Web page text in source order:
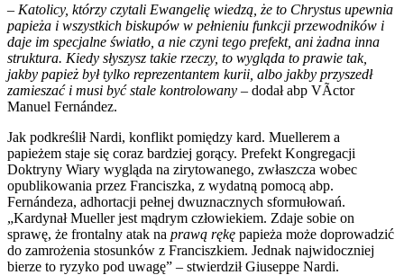
– Katolicy, którzy czytali Ewangelię wiedzą, że to Chrystus upewnia
papieża i wszystkich biskupów w pełnieniu funkcji przewodników i
daje im specjalne światło, a nie czyni tego prefekt, ani żadna inna
struktura. Kiedy słyszysz takie rzeczy, to wygląda to prawie tak,
jakby papież był tylko reprezentantem kurii, albo jakby przyszedł
zamieszać i musi być stale kontrolowany – dodał abp VÃ­ctor
Manuel Fernández.
Jak podkreślił Nardi, konflikt pomiędzy kard. Muellerem a
papieżem staje się coraz bardziej gorący. Prefekt Kongregacji
Doktryny Wiary wygląda na zirytowanego, zwłaszcza wobec
opublikowania przez Franciszka, z wydatną pomocą abp.
Fernándeza, adhortacji pełnej dwuznacznych sformułowań.
„Kardynał Mueller jest mądrym człowiekiem. Zdaje sobie on
sprawę, że frontalny atak na prawą rękę papieża może doprowadzić
do zamrożenia stosunków z Franciszkiem. Jednak najwidoczniej
bierze to ryzyko pod uwagę” – stwierdził Giuseppe Nardi.